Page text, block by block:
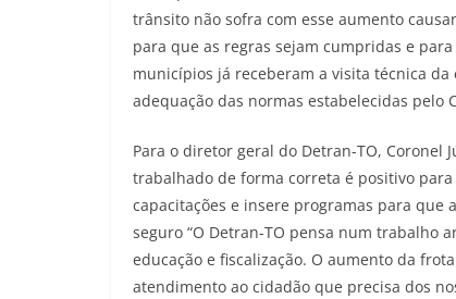
trânsito não sofra com esse aumento
para que as regras sejam cumpridas e
municípios já receberam a visita técnica
adequação das normas estabelecidas pelo
Para o diretor geral do Detran-TO, Coronel
trabalhado de forma correta é positivo
capacitações e insere programas para
seguro “O Detran-TO pensa num trabalho
educação e fiscalização. O aumento da
atendimento ao cidadão que precisa dos